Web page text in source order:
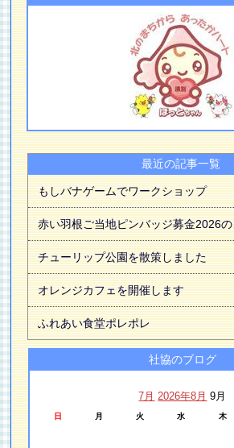
最近の記事一覧
もしバナゲームでワークショップ
赤い羽根ご当地ピンバッジ募金2026
チューリップ公園を散策しました
オレンジカフェを開催します
ふれあい食堂ポレポレ
社協のブログ
7月 2026年8月 9月
日 月 火 水 木